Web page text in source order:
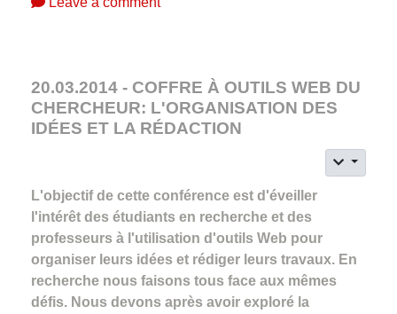
20.03.2014 - COFFRE À OUTILS WEB DU
CHERCHEUR: L'ORGANISATION DES
IDÉES ET LA RÉDACTION
L'objectif de cette conférence est d'éveiller
l'intérêt des étudiants en recherche et des
professeurs à l'utilisation d'outils Web pour
organiser leurs idées et rédiger leurs travaux. En
recherche nous faisons tous face aux mêmes
défis. Nous devons après avoir exploré la